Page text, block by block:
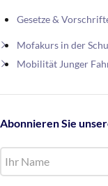
Gesetze &
Mofakurs in der
Mobilität Junger
Abonnieren Sie